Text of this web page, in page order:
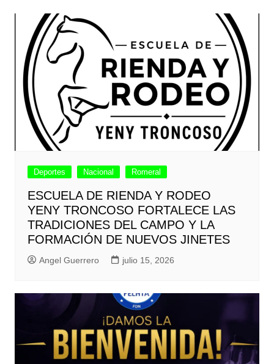
Deportes Nacional Romeral
ESCUELA DE RIENDA Y RODEO
YENY TRONCOSO FORTALECE LAS
TRADICIONES DEL CAMPO Y LA
FORMACIÓN DE NUEVOS JINETES
Angel Guerrero julio 15, 2026